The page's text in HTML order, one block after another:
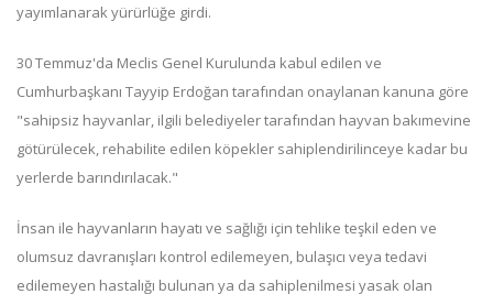
yayımlanarak yürürlüğe girdi.
30 Temmuz'da Meclis Genel Kurulunda kabul edilen ve
Cumhurbaşkanı Tayyip Erdoğan tarafından onaylanan kanuna göre
"sahipsiz hayvanlar, ilgili belediyeler tarafından hayvan bakımevine
götürülecek, rehabilite edilen köpekler sahiplendirilinceye kadar bu
yerlerde barındırılacak."
İnsan ile hayvanların hayatı ve sağlığı için tehlike teşkil eden ve
olumsuz davranışları kontrol edilemeyen, bulaşıcı veya tedavi
edilemeyen hastalığı bulunan ya da sahiplenilmesi yasak olan